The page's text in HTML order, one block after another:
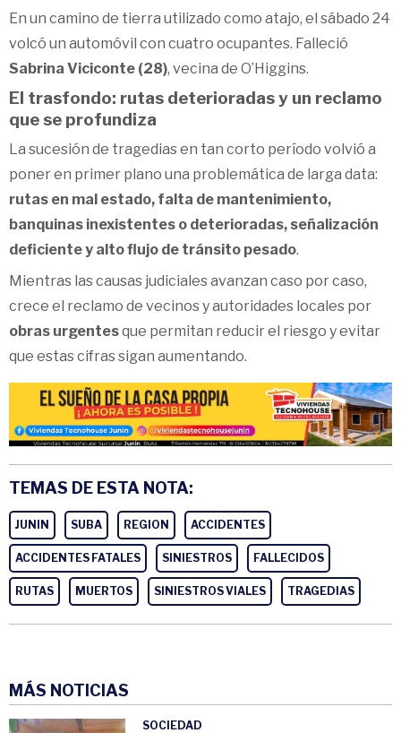
En un camino de tierra utilizado como atajo, el sábado 24
volcó un automóvil con cuatro ocupantes. Falleció
Sabrina Viciconte (28), vecina de O’Higgins.
El trasfondo: rutas deterioradas y un reclamo
que se profundiza
La sucesión de tragedias en tan corto período volvió a
poner en primer plano una problemática de larga data:
rutas en mal estado, falta de mantenimiento,
banquinas inexistentes o deterioradas, señalización
deficiente y alto flujo de tránsito pesado.
Mientras las causas judiciales avanzan caso por caso,
crece el reclamo de vecinos y autoridades locales por
obras urgentesque permitan reducir el riesgo y evitar
que estas cifras sigan aumentando.
TEMAS DE ESTA NOTA:
JUNIN SUBA REGION ACCIDENTES
ACCIDENTES FATALES SINIESTROS FALLECIDOS
RUTAS MUERTOS SINIESTROS VIALES TRAGEDIAS
MÁS NOTICIAS
SOCIEDAD